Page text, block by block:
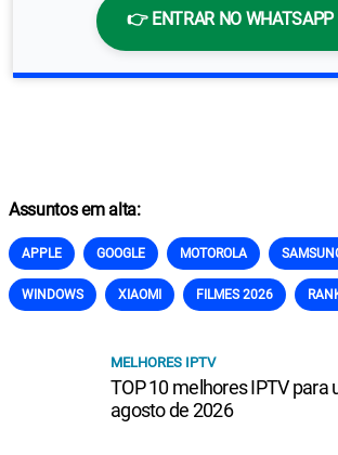
👉 ENTRAR NO
Assuntos em alta:
APPLE GOOGLE MOTOROLA
WINDOWS XIAOMI FILMES 2026
MELHORES IPTV
TOP 10 melhores IPTV para
agosto de 2026